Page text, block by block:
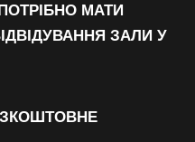
МАТИ
ЗАЛИ У